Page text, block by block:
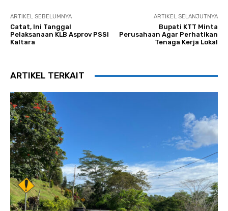
ARTIKEL SEBELUMNYA
Catat, Ini Tanggal
Pelaksanaan KLB Asprov PSSI
Kaltara
ARTIKEL SELANJUTNYA
Bupati KTT Minta
Perusahaan Agar Perhatikan
Tenaga Kerja Lokal
ARTIKEL TERKAIT